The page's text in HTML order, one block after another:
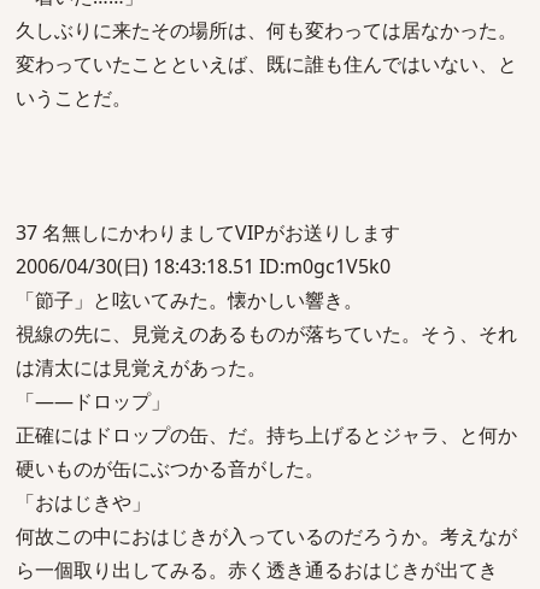
久しぶりに来たその場所は、何も変わっては居なかった。
変わっていたことといえば、既に誰も住んではいない、と
いうことだ。
37 名無しにかわりましてVIPがお送りします
2006/04/30(日) 18:43:18.51 ID:m0gc1V5k0
「節子」と呟いてみた。懐かしい響き。
視線の先に、見覚えのあるものが落ちていた。そう、それ
は清太には見覚えがあった。
「――ドロップ」
正確にはドロップの缶、だ。持ち上げるとジャラ、と何か
硬いものが缶にぶつかる音がした。
「おはじきや」
何故この中におはじきが入っているのだろうか。考えなが
ら一個取り出してみる。赤く透き通るおはじきが出てき